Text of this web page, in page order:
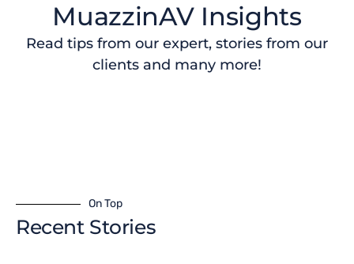
MuazzinAV Insights
Read tips from our expert, stories from our
clients and many more!
On Top
Recent Stories